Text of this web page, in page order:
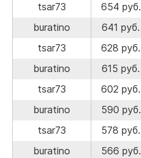
tsar73
654 руб.
buratino
641 руб.
tsar73
628 руб.
buratino
615 руб.
tsar73
602 руб.
buratino
590 руб.
tsar73
578 руб.
buratino
566 руб.